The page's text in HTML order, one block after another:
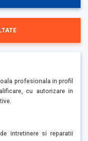
profesionala in profil
cu autorizare in
intretinere si reparatii